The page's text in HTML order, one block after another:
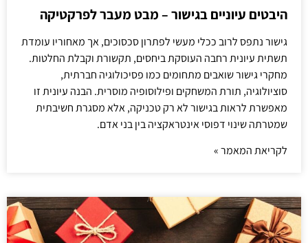
היבטים עיוניים בגישור – מבט מעבר לפרקטיקה
גישור נתפס לרוב ככלי מעשי לפתרון סכסוכים, אך מאחוריו עומדת
תשתית עיונית רחבה העוסקת ביחסים, תקשורת וקבלת החלטות.
מחקרי גישור שואבים מתחומים כמו פסיכולוגיה חברתית,
סוציולוגיה, תורת המשחקים ופילוסופיה מוסרית. הבנה עיונית זו
מאפשרת לראות בגישור לא רק טכניקה, אלא מסגרת חשיבתית
שמטרתה שינוי דפוסי אינטראקציה בין בני אדם.
לקריאת המאמר »